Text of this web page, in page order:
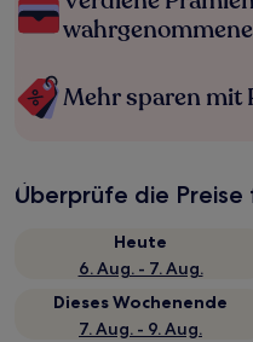
Mehr sparen mit
Überprüfe die
Heute
6. Aug. - 7. Aug.
Dieses Wochenende
7. Aug. - 9. Aug.